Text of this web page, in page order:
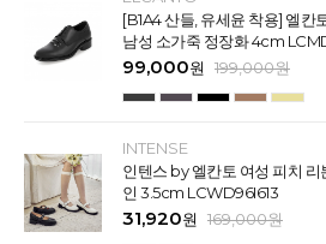
[B1A4 산들, 유세윤 착용] 엘칸
남성 소가죽 정장화 4cm
99,000원 199,000원
INTENSE
인텐스 by 엘칸토 여성 피치 리
인 3.5cm LCWD96I613
31,920원 169,000원